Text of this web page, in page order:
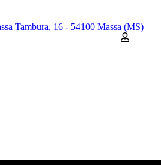
Tambura, 16 - 54100 Massa (MS)